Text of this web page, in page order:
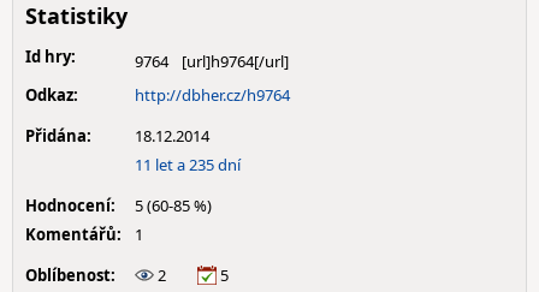
Statistiky
Id hry:
9764
Odkaz:
http://dbher.cz/h9764
Přidána:
18.12.2014
11 let a 235 dní
Hodnocení:
5 (60-85 %)
Komentářů:
1
Oblíbenost:
2
5